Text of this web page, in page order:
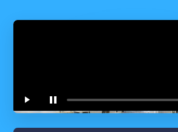
play_arrow pause